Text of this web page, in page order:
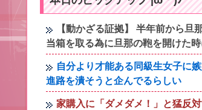
【動かざる証拠】 半年前から
当箱を取る為に旦那の鞄を開けた
自分より才能ある同級生女子に
進路を潰そうと企んでるらしい
家購入に「ダメダメ！」と猛反